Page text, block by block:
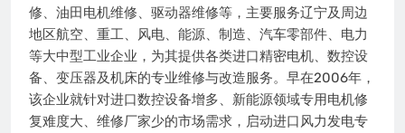
修、油田电机维修、驱动器维修等，主要服务辽宁及周边
地区航空、重工、风电、能源、制造、汽车零部件、电力
等大中型工业企业，为其提供各类进口精密电机、数控设
备、变压器及机床的专业维修与改造服务。早在2006年，
该企业就针对进口数控设备增多、新能源领域专用电机修
复难度大、维修厂家少的市场需求，启动进口风力发电专